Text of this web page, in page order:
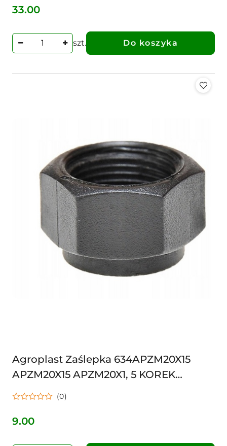
Cena:
33.00
szt. Do koszyka
Agroplast Zaślepka 634APZM20X15
APZM20X15 APZM20X1, 5 KOREK
KRAŃCOWY OPRYSKIWACZ
(0)
Cena:
9.00